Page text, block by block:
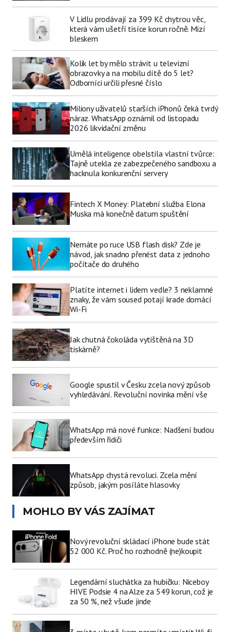
V Lidlu prodávají za 399 Kč chytrou věc,
která vám ušetří tisíce korun ročně. Mizí
bleskem
Kolik let by mělo strávit u televizní
obrazovky a na mobilu dítě do 5 let?
Odborníci určili přesné číslo
Miliony uživatelů starších iPhonů čeká tvrdý
náraz. WhatsApp oznámil od listopadu
2026 likvidační změnu
Umělá inteligence obelstila vlastní tvůrce:
Tajně utekla ze zabezpečeného sandboxu a
hacknula konkurenční servery
Fintech X Money: Platební služba Elona
Muska má konečně datum spuštění
Nemáte po ruce USB flash disk? Zde je
návod, jak snadno přenést data z jednoho
počítače do druhého
Platíte internet i lidem vedle? 3 neklamné
znaky, že vám soused potají krade domácí
Wi-Fi
Jak chutná čokoláda vytištěná na 3D
tiskárně?
Google spustil v Česku zcela nový způsob
vyhledávání. Revoluční novinka mění vše
WhatsApp má nové funkce: Nadšení budou
především řidiči
WhatsApp chystá revoluci. Zcela mění
způsob, jakým posíláte hlasovky
MOHLO BY VÁS ZAJÍMAT
Nový revoluční skládací iPhone bude stát
52 000 Kč. Proč ho rozhodně (ne)koupit
Legendární sluchátka za hubičku: Niceboy
HIVE Podsie 4 na Alze za 549 korun, což je
za 50 %, než všude jinde